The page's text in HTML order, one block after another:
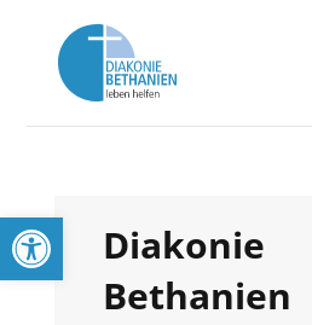
Werkzeugleiste
Diakonie
Bethanien